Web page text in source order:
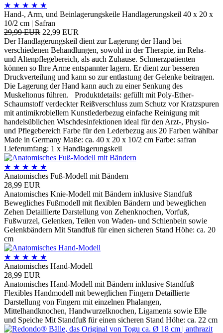
★ ★ ★ ★ ★
Hand-, Arm, und Beinlagerungskeile Handlagerungskeil 40 x 20 x
10/2 cm | Safran
29,99 EUR 22,99 EUR
Der Handlagerungskeil dient zur Lagerung der Hand bei
verschiedenen Behandlungen, sowohl in der Therapie, im Reha-
und Altenpflegebereich, als auch Zuhause. Schmerzpatienten
können so Ihre Arme entspannter lagern. Er dient zur besseren
Druckverteilung und kann so zur entlastung der Gelenke beitragen.
Die Lagerung der Hand kann auch zu einer Senkung des
Muskeltonus führen. Produktdetails: gefüllt mit Poly-Ether-
Schaumstoff verdeckter Reißverschluss zum Schutz vor Kratzspuren
mit antimikrobiellem Kunstlederbezug einfache Reinigung mit
handelsüblichen Wischdesinfektionen ideal für den Arzt-, Physio-
und Pflegebereich Farbe für den Lederbezug aus 20 Farben wählbar
Made in Germany Maße: ca. 40 x 20 x 10/2 cm Farbe: safran
Lieferumfang: 1 x Handlagerungskeil
★ ★ ★ ★ ★
Anatomisches Fuß-Modell mit Bändern
28,99 EUR
Anatomisches Knie-Modell mit Bändern inklusive Standfuß
Bewegliches Fußmodell mit flexiblen Bändern und beweglichen
Zehen Detaillierte Darstellung von Zehenknochen, Vorfuß,
Fußwurzel, Gelenken, Teilen von Waden- und Schienbein sowie
Gelenkbändern Mit Standfuß für einen sicheren Stand Höhe: ca. 20
cm
★ ★ ★ ★ ★
Anatomisches Hand-Modell
28,99 EUR
Anatomisches Hand-Modell mit Bändern inklusive Standfuß
Flexibles Handmodell mit beweglichen Fingern Detaillierte
Darstellung von Fingern mit einzelnen Phalangen,
Mittelhandknochen, Handwurzelknochen, Ligamenta sowie Elle
und Speiche Mit Standfuß für einen sicheren Stand Höhe: ca. 22 cm